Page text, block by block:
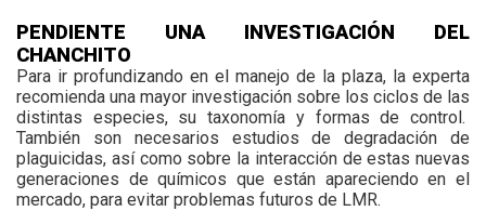
PENDIENTE UNA INVESTIGACIÓN DEL
CHANCHITO
Para ir profundizando en el manejo de la plaza, la experta
recomienda una mayor investigación sobre los ciclos de las
distintas especies, su taxonomía y formas de control.
También son necesarios estudios de degradación de
plaguicidas, así como sobre la interacción de estas nuevas
generaciones de químicos que están apareciendo en el
mercado, para evitar problemas futuros de LMR.